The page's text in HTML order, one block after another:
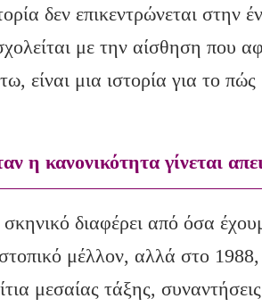
δεν επικεντρώνεται στην
με την αίσθηση που
είναι μια ιστορία για το
η κανονικότητα γίνεται
διαφέρει από όσα
μέλλον, αλλά στο
μεσαίας τάξης,